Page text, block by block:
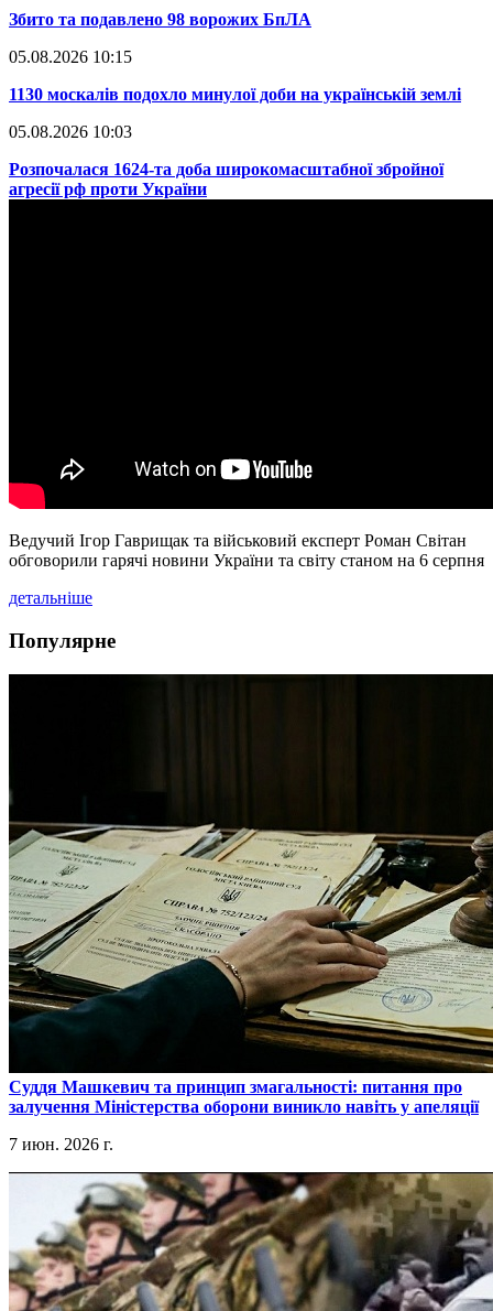
​Збито та подавлено 98 ворожих БпЛА
05.08.2026 10:15
​1130 москалів подохло минулої доби на українській землі
05.08.2026 10:03
​Розпочалася 1624-та доба широкомасштабної збройної
агресії рф проти України
Ведучий Ігор Гаврищак та військовий експерт Роман Світан
обговорили гарячі новини України та світу станом на 6 серпня
детальніше
Популярне
​Суддя Машкевич та принцип змагальності: питання про
залучення Міністерства оборони виникло навіть у апеляції
7 июн. 2026 г.